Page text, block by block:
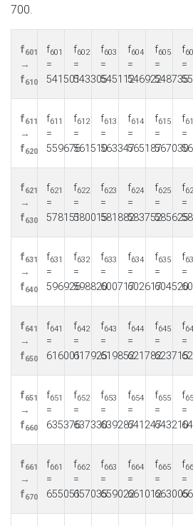
700.
f601
→
f610
f601
=
541501
f602
=
543305
f603
=
545112
f604
=
546922
f605
=
548735
f
=
f611
→
f620
f611
=
559676
f612
=
561510
f613
=
563347
f614
=
565187
f615
=
567030
f
=
f621
→
f630
f621
=
578151
f622
=
580015
f623
=
581882
f624
=
583752
f625
=
585625
f
=
f631
→
f640
f631
=
596926
f632
=
598820
f633
=
600717
f634
=
602617
f635
=
604520
f
=
f641
→
f650
f641
=
616001
f642
=
617925
f643
=
619852
f644
=
621782
f645
=
623715
f
=
f651
→
f660
f651
=
635376
f652
=
637330
f653
=
639287
f654
=
641247
f655
=
643210
f
=
f661
→
f670
f661
=
655051
f662
=
657035
f663
=
659022
f664
=
661012
f665
=
663005
f
=